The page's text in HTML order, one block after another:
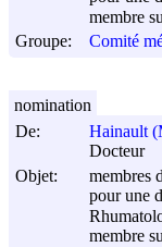
membre
Groupe:
Comité
De:
Hainault
Docteur
Objet:
membres
pour une
membre
nomination